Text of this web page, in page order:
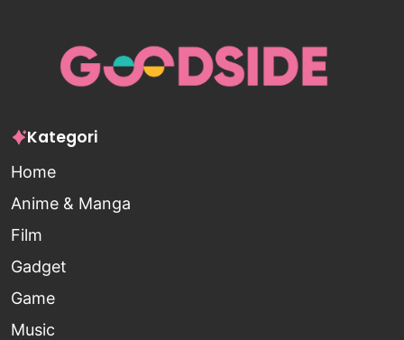
Kategori
Home
Anime & Manga
Film
Gadget
Game
Music